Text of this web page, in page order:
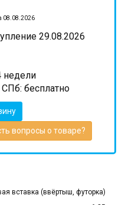
08.08.2026
29.08.2026
недели
бесплатно
вопросы о товаре?
вставка (ввёртыш, футорка)